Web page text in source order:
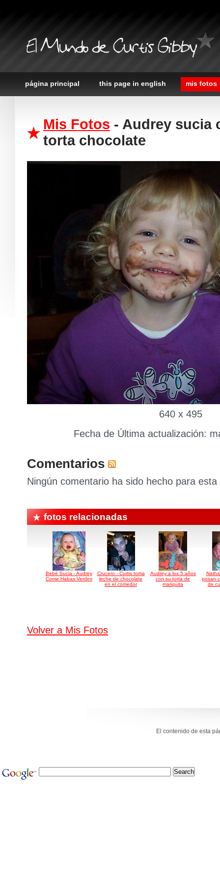
El Mundo de Curtis Gibby
página principal this page in english mis fotos
Mis Fotos - Audrey sucia
torta chocolate
640 x 495
Fecha de Última actualización:
Comentarios
Ningún comentario ha sido hecho para esta
fotos relacionadas
Bebé Sucia - Audrey
Come Habas Verdes
Crucero - Curtis toma
leche de chocolate
en el comedor
Audrey a los 5 años
con su torta de
mariquita
posan
de
Volver a Mis Fotos
El contenido de esta